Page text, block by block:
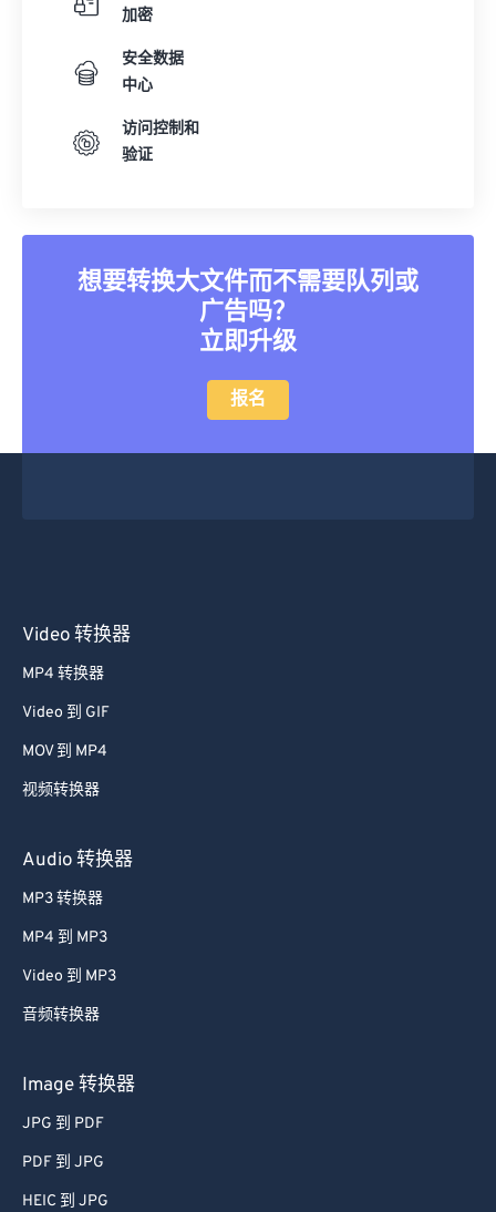
加密
安全数据
中心
访问控制和
验证
想要转换大文件而不需要队列或
广告吗？
立即升级
报名
Video 转换器
MP4 转换器
Video 到 GIF
MOV 到 MP4
视频转换器
Audio 转换器
MP3 转换器
MP4 到 MP3
Video 到 MP3
音频转换器
Image 转换器
JPG 到 PDF
PDF 到 JPG
HEIC 到 JPG